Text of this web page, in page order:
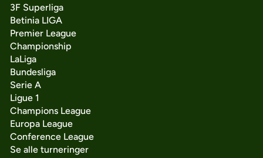
3F Superliga
Betinia LIGA
Premier League
Championship
LaLiga
Bundesliga
Serie A
Ligue 1
Champions League
Europa League
Conference League
Se alle turneringer